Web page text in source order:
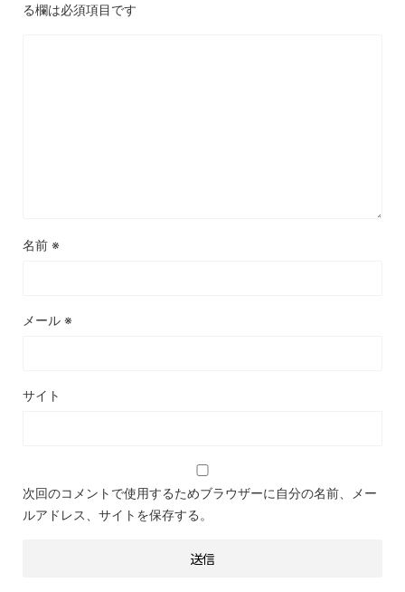
る欄は必須項目です
名前 ※
メール ※
サイト
次回のコメントで使用するためブラウザーに自分の名前、メー
ルアドレス、サイトを保存する。